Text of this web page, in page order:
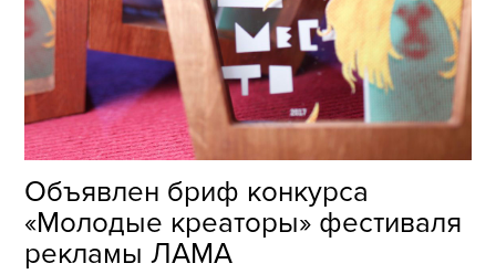
Объявлен бриф конкурса
«Молодые креаторы» фестиваля
рекламы ЛАМА